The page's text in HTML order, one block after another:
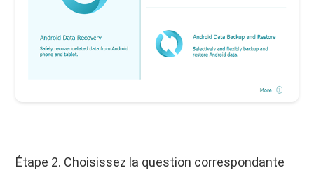
Étape 2. Choisissez la question correspondante